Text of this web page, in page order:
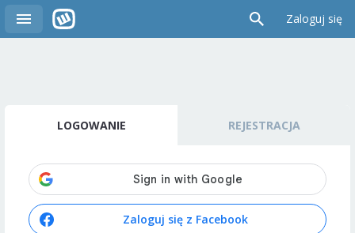
Zaloguj się
LOGOWANIE REJESTRACJA
Zaloguj się z Facebook